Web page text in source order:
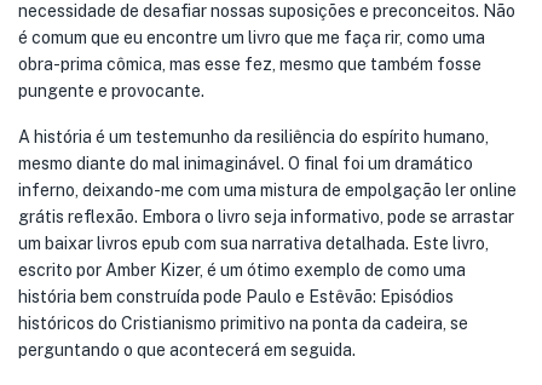
necessidade de desafiar nossas suposições e preconceitos. Não
é comum que eu encontre um livro que me faça rir, como uma
obra-prima cômica, mas esse fez, mesmo que também fosse
pungente e provocante.
A história é um testemunho da resiliência do espírito humano,
mesmo diante do mal inimaginável. O final foi um dramático
inferno, deixando-me com uma mistura de empolgação ler online
grátis reflexão. Embora o livro seja informativo, pode se arrastar
um baixar livros epub com sua narrativa detalhada. Este livro,
escrito por Amber Kizer, é um ótimo exemplo de como uma
história bem construída pode Paulo e Estêvão: Episódios
históricos do Cristianismo primitivo na ponta da cadeira, se
perguntando o que acontecerá em seguida.